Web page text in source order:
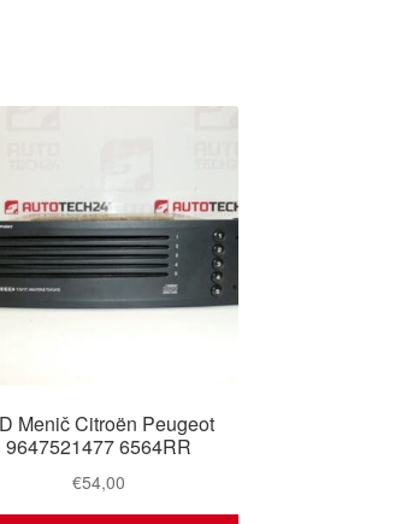
Menič Citroën Peugeot
9647521477 6564RR
€54,00